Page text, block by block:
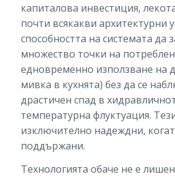
капиталова инвестиция,
почти всякакви архитектурни
способността на системата да
множество точки на
едновременно използване на
мивка в кухнята) без да се
драстичен спад в
температурна флуктуация.
изключително надеждни,
поддържани.
Технологията обаче не е